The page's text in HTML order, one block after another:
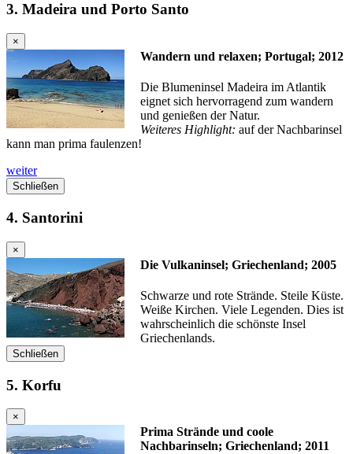
3. Madeira und Porto Santo
×
Wandern und relaxen; Portugal; 2012
Die Blumeninsel Madeira im Atlantik
eignet sich hervorragend zum wandern
und genießen der Natur.
Weiteres Highlight: auf der Nachbarinsel
kann man prima faulenzen!
weiter
Schließen
4. Santorini
×
Die Vulkaninsel; Griechenland; 2005
Schwarze und rote Strände. Steile Küste.
Weiße Kirchen. Viele Legenden. Dies ist
wahrscheinlich die schönste Insel
Griechenlands.
Schließen
5. Korfu
×
Prima Strände und coole
Nachbarinseln; Griechenland; 2011